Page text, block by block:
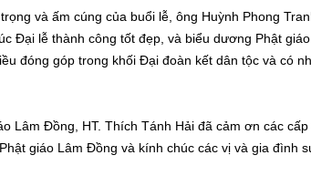
và ấm cúng của buổi lễ, ông Huỳnh Phong
Đại lễ thành công tốt đẹp, và biểu dương Phật
đóng góp trong khối Đại đoàn kết dân tộc và có
Lâm Đồng, HT. Thích Tánh Hải đã cảm ơn các
giáo Lâm Đồng và kính chúc các vị và gia đình